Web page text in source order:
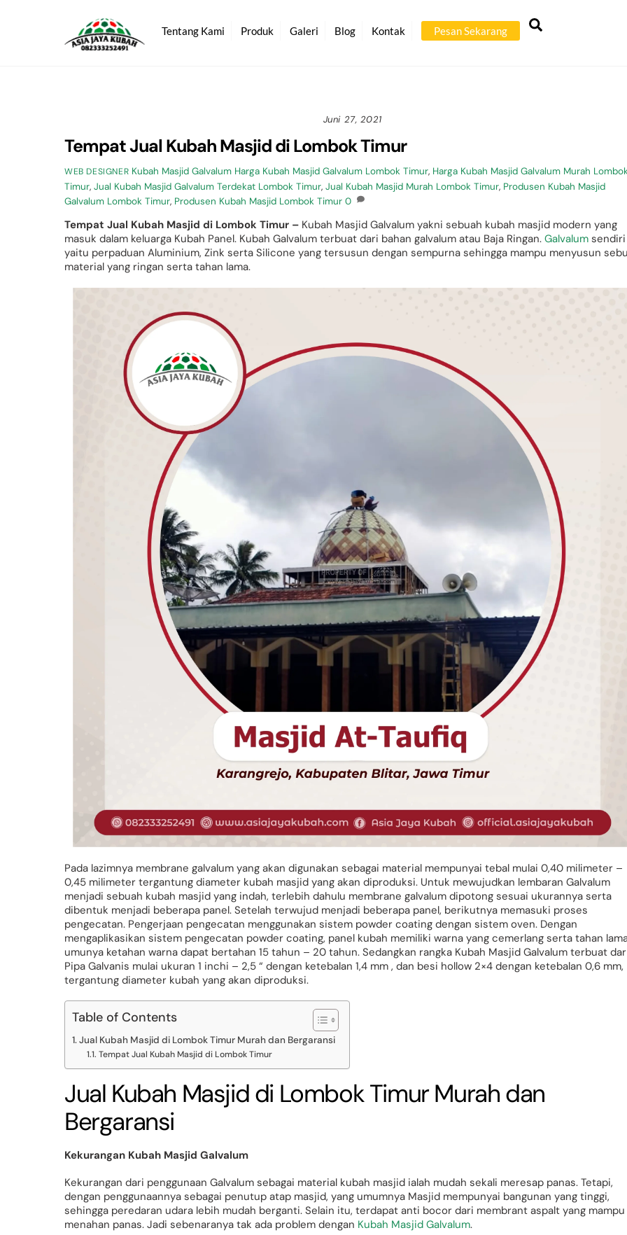
Tentang Kami Produk Galeri Blog Kontak Pesan Sekarang
Juni 27, 2021
Tempat Jual Kubah Masjid di Lombok Timur
WEB DESIGNER Kubah Masjid Galvalum Harga Kubah Masjid Galvalum Lombok Timur, Harga Kubah Masjid Galvalum Murah
Timur, Jual Kubah Masjid Galvalum Terdekat Lombok Timur, Jual Kubah Masjid Murah Lombok Timur, Produsen Kubah Masjid
Galvalum Lombok Timur, Produsen Kubah Masjid Lombok Timur 0
Tempat Jual Kubah Masjid di Lombok Timur – Kubah Masjid Galvalum yakni sebuah kubah masjid modern yang
masuk dalam keluarga Kubah Panel. Kubah Galvalum terbuat dari bahan galvalum atau Baja Ringan. Galvalum sendiri
yaitu perpaduan Aluminium, Zink serta Silicone yang tersusun dengan sempurna sehingga mampu menyusun
material yang ringan serta tahan lama.
Pada lazimnya membrane galvalum yang akan digunakan sebagai material mempunyai tebal mulai 0,40 milimeter –
0,45 milimeter tergantung diameter kubah masjid yang akan diproduksi. Untuk mewujudkan lembaran Galvalum
menjadi sebuah kubah masjid yang indah, terlebih dahulu membrane galvalum dipotong sesuai ukurannya serta
dibentuk menjadi beberapa panel. Setelah terwujud menjadi beberapa panel, berikutnya memasuki proses
pengecatan. Pengerjaan pengecatan menggunakan sistem powder coating dengan sistem oven. Dengan
mengaplikasikan sistem pengecatan powder coating, panel kubah memiliki warna yang cemerlang serta tahan
umunya ketahan warna dapat bertahan 15 tahun – 20 tahun. Sedangkan rangka Kubah Masjid Galvalum terbuat
Pipa Galvanis mulai ukuran 1 inchi – 2,5 “ dengan ketebalan 1,4 mm , dan besi hollow 2×4 dengan ketebalan 0,6 mm,
tergantung diameter kubah yang akan diproduksi.
Table of Contents
Jual Kubah Masjid di Lombok Timur Murah dan Bergaransi
Tempat Jual Kubah Masjid di Lombok Timur
Jual Kubah Masjid di Lombok Timur Murah dan
Bergaransi
Kekurangan Kubah Masjid Galvalum
Kekurangan dari penggunaan Galvalum sebagai material kubah masjid ialah mudah sekali meresap panas. Tetapi,
dengan penggunaannya sebagai penutup atap masjid, yang umumnya Masjid mempunyai bangunan yang tinggi,
sehingga peredaran udara lebih mudah berganti. Selain itu, terdapat anti bocor dari membrant aspalt yang mampu
menahan panas. Jadi sebenaranya tak ada problem dengan Kubah Masjid Galvalum.
To
Top